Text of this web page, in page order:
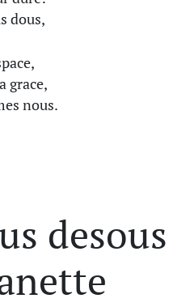
dous,
grace,
nous.
desous